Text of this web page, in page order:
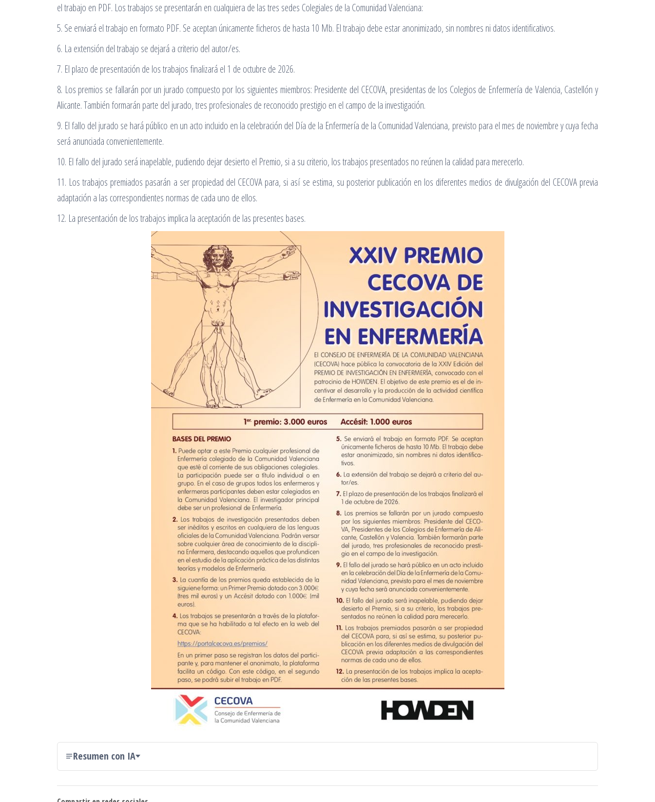
el trabajo en PDF. Los trabajos se presentarán en cualquiera de las tres sedes Colegiales de la Comunidad Valenciana:
5. Se enviará el trabajo en formato PDF. Se aceptan únicamente ficheros de hasta 10 Mb. El trabajo debe estar anonimizado, sin nombres ni datos identificativos.
6. La extensión del trabajo se dejará a criterio del autor/es.
7. El plazo de presentación de los trabajos finalizará el 1 de octubre de 2026.
8. Los premios se fallarán por un jurado compuesto por los siguientes miembros: Presidente del CECOVA, presidentas de los Colegios de Enfermería de Valencia, Castellón y
Alicante. También formarán parte del jurado, tres profesionales de reconocido prestigio en el campo de la investigación.
9. El fallo del jurado se hará público en un acto incluido en la celebración del Día de la Enfermería de la Comunidad Valenciana, previsto para el mes de noviembre y cuya fecha
será anunciada convenientemente.
10. El fallo del jurado será inapelable, pudiendo dejar desierto el Premio, si a su criterio, los trabajos presentados no reúnen la calidad para merecerlo.
11. Los trabajos premiados pasarán a ser propiedad del CECOVA para, si así se estima, su posterior publicación en los diferentes medios de divulgación del CECOVA previa
adaptación a las correspondientes normas de cada uno de ellos.
12. La presentación de los trabajos implica la aceptación de las presentes bases.
Resumen con IA